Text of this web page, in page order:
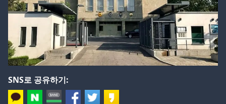
SNS로 공유하기: